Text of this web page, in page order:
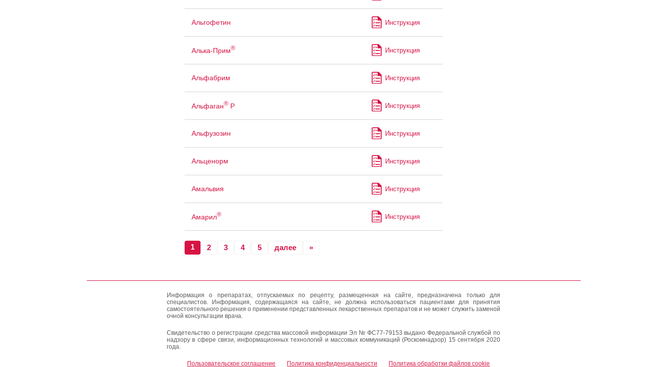
Альгофетин Инструкция
Алька-Прим® Инструкция
Альфабрим Инструкция
Альфаган®Р Инструкция
Альфузозин Инструкция
Альценорм Инструкция
Амальвия Инструкция
Амарил® Инструкция
1 2 3 4 5 далее »
Информация о препаратах, отпускаемых по рецепту, размещенная на сайте, предназначена только для
специалистов. Информация, содержащаяся на сайте, не должна использоваться пациентами для принятия
самостоятельного решения о применении представленных лекарственных препаратов и не может служить заменой
очной консультации врача.
Свидетельство о регистрации средства массовой информации Эл № ФС77-79153 выдано Федеральной службой по
надзору в сфере связи, информационных технологий и массовых коммуникаций (Роскомнадзор) 15 сентября 2020
года.
Пользовательское соглашение Политика конфиденциальности Политика обработки файлов cookie